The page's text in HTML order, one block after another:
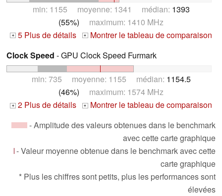
min: 1155 moyenne: 1341 médian: 1393
(55%) maximum: 1410 MHz
+ 5 Plus de détails + Montrer le tableau de comparaison
Clock Speed - GPU Clock Speed Furmark
min: 735 moyenne: 1155 médian: 1154.5
(46%) maximum: 1574 MHz
+ 2 Plus de détails + Montrer le tableau de comparaison
- Amplitude des valeurs obtenues dans le benchmark
avec cette carte graphique
- Valeur moyenne obtenue dans le benchmark avec cette
carte graphique
* Plus les chiffres sont petits, plus les performances sont
élevées